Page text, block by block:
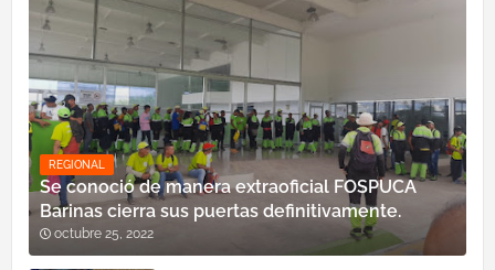
REGIONAL
Se conoció de manera extraoficial FOSPUCA
Barinas cierra sus puertas definitivamente.
octubre 25, 2022